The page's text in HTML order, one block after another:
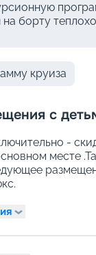
на борту
круиза
с
-
месте